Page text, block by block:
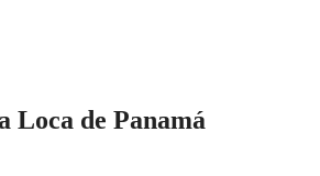
Loca de Panamá